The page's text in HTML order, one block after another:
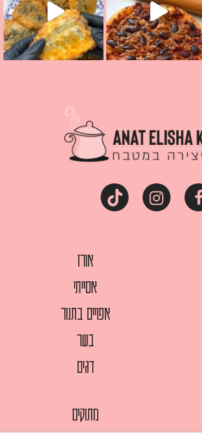
אורז
אסייתי
אפויים בתנור
בשר
דגים
מתוקים